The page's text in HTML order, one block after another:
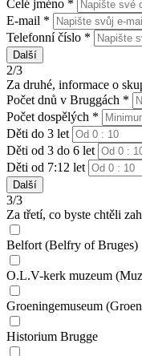
Celé jméno *
E-mail *
Telefonní číslo *
Další
2/3
Za druhé, informace o
Počet dnů v Bruggách *
Počet dospělých *
Děti do 3 let
Děti od 3 do 6 let
Děti od 7:12 let
Další
3/3
Za třetí, co byste chtěli
Belfort (Belfry of Bruges)
O.L.V-kerk muzeum
Groeningemuseum
Historium Brugge